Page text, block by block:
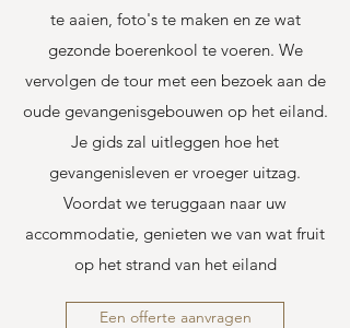
te aaien, foto's te maken en ze wat
gezonde boerenkool te voeren. We
vervolgen de tour met een bezoek aan de
oude gevangenisgebouwen op het eiland.
Je gids zal uitleggen hoe het
gevangenisleven er vroeger uitzag.
Voordat we teruggaan naar uw
accommodatie, genieten we van wat fruit
op het strand van het eiland
Een offerte aanvragen